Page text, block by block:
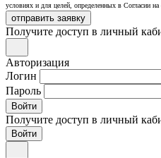
условиях и для целей, определенных в Согласии
отправить заявку
Получите доступ в личный
Авторизация
Логин
Пароль
Войти
Получите доступ в личный